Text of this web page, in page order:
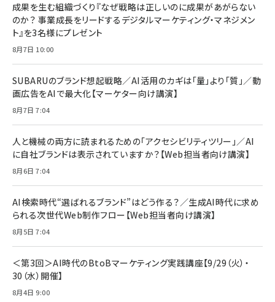
成果を生む組織づくり『なぜ戦略は正しいのに成果があがらない
のか？ 事業成長をリードするデジタルマーケティング・マネジメン
ト』を3名様にプレゼント
8月7日 10:00
SUBARUのブランド想起戦略／AI活用のカギは「量」より「質」／動
画広告をAIで最大化【マーケター向け講演】
8月7日 7:04
人と機械の両方に読まれるための「アクセシビリティツリー」／AI
に自社ブランドは表示されていますか？【Web担当者向け講演】
8月6日 7:04
AI検索時代“選ばれるブランド”はどう作る？／生成AI時代に求め
られる次世代Web制作フロー【Web担当者向け講演】
8月5日 7:04
＜第3回＞AI時代のBtoBマーケティング実践講座【9/29（火）・
30（水）開催】
8月4日 9:00